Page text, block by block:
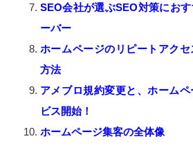
SEO会社が選ぶSEO対策にお
ーバー
ホームページのリピートアク
方法
アメブロ規約変更と、ホーム
ビス開始！
ホームページ集客の全体像